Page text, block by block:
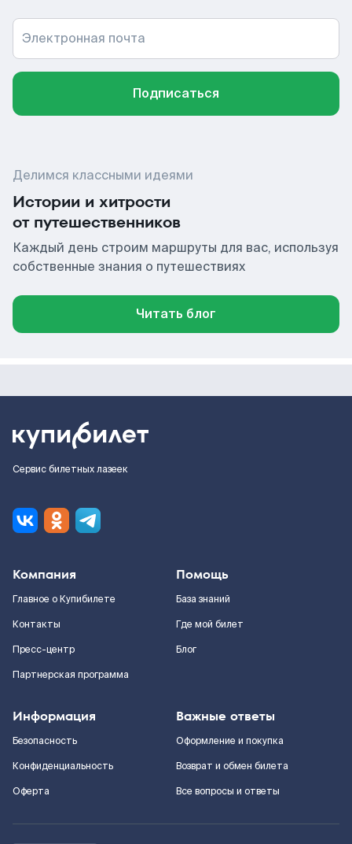
Электронная почта
Подписаться
Делимся классными идеями
Истории и хитрости
от путешественников
Каждый день строим маршруты для вас, используя
собственные знания о путешествиях
Читать блог
Сервис билетных лазеек
Компания
Главное о Купибилете
Контакты
Пресс-центр
Партнерская программа
Помощь
База знаний
Где мой билет
Блог
Информация
Безопасность
Конфиденциальность
Оферта
Важные ответы
Оформление и покупка
Возврат и обмен билета
Все вопросы и ответы